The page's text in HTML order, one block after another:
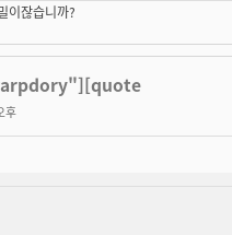
이잖습니까?
후